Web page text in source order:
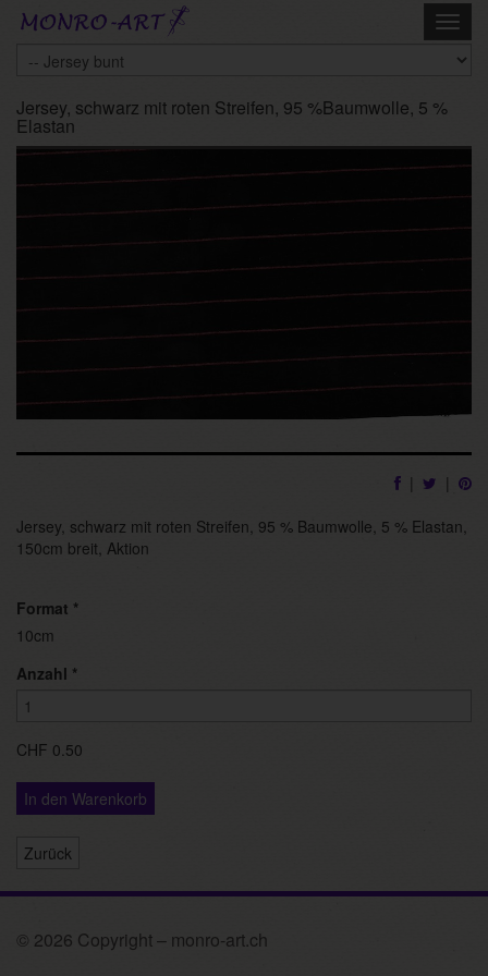
Skip
Jersey, schwarz mit roten Streifen, 95 %Baumwolle, 5 %
Elastan
|
|
Jersey, schwarz mit roten Streifen, 95 % Baumwolle, 5 % Elastan,
150cm breit, Aktion
Format *
10cm
Anzahl *
CHF 0.50
In den Warenkorb
Zurück
© 2026 Copyright – monro-art.ch